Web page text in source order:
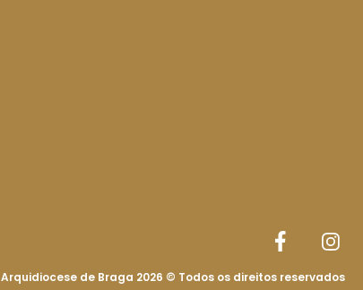
Arquidiocese de Braga 2026 © Todos os direitos reservados